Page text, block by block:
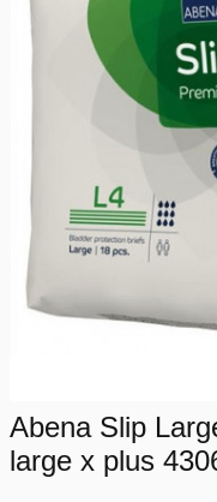
Abena Slip
large x plus